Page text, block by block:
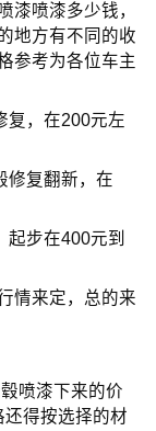
漆喷漆多少钱，
地方有不同的收
参考为各位车主
复，在200元左
修复翻新，在
步在400元到
情来定，总的来
喷漆下来的价
得按选择的材